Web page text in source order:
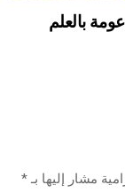
بالعلم
مشار إليها بـ *